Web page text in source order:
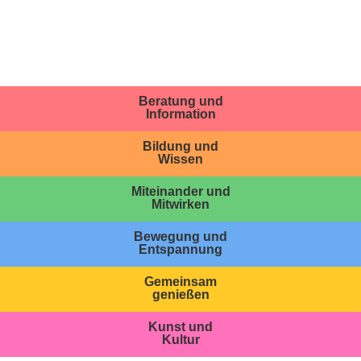
Beratung und
Information
Bildung und
Wissen
Miteinander und
Mitwirken
Bewegung und
Entspannung
Gemeinsam
genießen
Kunst und
Kultur